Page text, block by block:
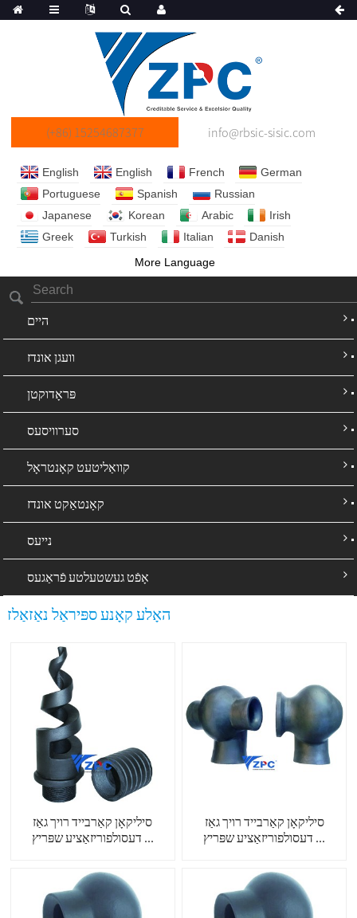
(+86) 15254687377 info@rbsic-sisic.com
English English French
German
Portuguese
Spanish
Russian
Japanese
Korean Arabic
Irish
Greek
Turkish Italian
Danish
More Language
היים
וועגן אונדז
פּראָדוקטן
סערוויסעס
קוואַליטעט קאָנטראָל
קאָנטאַקט אונדז
נייעס
אָפֿט געשטעלטע פֿראַגעס
האָלע קאָנע ספּיראַל נאַזאַלז
סיליקאָן קאַרבייד רויך גאַז
דעסולפוריזאַציע שפּריץ ...
סיליקאָן קאַרבייד רויך גאַז
דעסולפוריזאַציע שפּריץ ...